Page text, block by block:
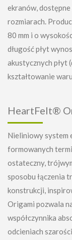
ekranów,
rozmiarach.
80 mm i o
długość płyt
akustycznych płyt
kształtowanie
HeartFelt®
Nieliniowy system
formowanych
ostateczny,
sposobu łączenia
konstrukcji,
Origami pozwala
współczynnika
odcieniach